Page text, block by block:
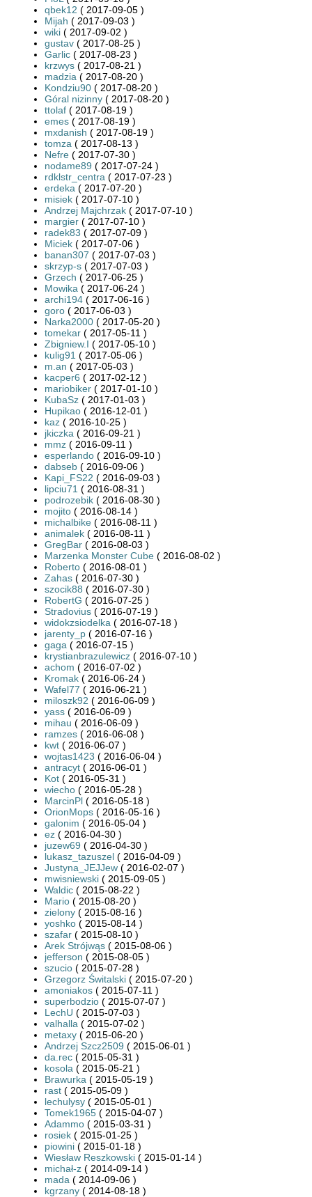
qbek12 ( 2017-09-05 )
Mijah ( 2017-09-03 )
wiki ( 2017-09-02 )
gustav ( 2017-08-25 )
Garlic ( 2017-08-23 )
krzwys ( 2017-08-21 )
madzia ( 2017-08-20 )
Kondziu90 ( 2017-08-20 )
Góral nizinny ( 2017-08-20 )
ttolaf ( 2017-08-19 )
emes ( 2017-08-19 )
mxdanish ( 2017-08-19 )
tomza ( 2017-08-13 )
Nefre ( 2017-07-30 )
nodame89 ( 2017-07-24 )
rdklstr_centra ( 2017-07-23 )
erdeka ( 2017-07-20 )
misiek ( 2017-07-10 )
Andrzej Majchrzak ( 2017-07-10 )
margier ( 2017-07-10 )
radek83 ( 2017-07-09 )
Miciek ( 2017-07-06 )
banan307 ( 2017-07-03 )
skrzyp-s ( 2017-07-03 )
Grzech ( 2017-06-25 )
Mowika ( 2017-06-24 )
archi194 ( 2017-06-16 )
goro ( 2017-06-03 )
Narka2000 ( 2017-05-20 )
tomekar ( 2017-05-11 )
Zbigniew.I ( 2017-05-10 )
kulig91 ( 2017-05-06 )
m.an ( 2017-05-03 )
kacper6 ( 2017-02-12 )
mariobiker ( 2017-01-10 )
KubaSz ( 2017-01-03 )
Hupikao ( 2016-12-01 )
kaz ( 2016-10-25 )
jkiczka ( 2016-09-21 )
mmz ( 2016-09-11 )
esperlando ( 2016-09-10 )
dabseb ( 2016-09-06 )
Kapi_FS22 ( 2016-09-03 )
lipciu71 ( 2016-08-31 )
podrozebik ( 2016-08-30 )
mojito ( 2016-08-14 )
michalbike ( 2016-08-11 )
animalek ( 2016-08-11 )
GregBar ( 2016-08-03 )
Marzenka Monster Cube ( 2016-08-02 )
Roberto ( 2016-08-01 )
Zahas ( 2016-07-30 )
szocik88 ( 2016-07-30 )
RobertG ( 2016-07-25 )
Stradovius ( 2016-07-19 )
widokzsiodelka ( 2016-07-18 )
jarenty_p ( 2016-07-16 )
gaga ( 2016-07-15 )
krystianbrazulewicz ( 2016-07-10 )
achom ( 2016-07-02 )
Kromak ( 2016-06-24 )
Wafel77 ( 2016-06-21 )
miloszk92 ( 2016-06-09 )
yass ( 2016-06-09 )
mihau ( 2016-06-09 )
ramzes ( 2016-06-08 )
kwt ( 2016-06-07 )
wojtas1423 ( 2016-06-04 )
antracyt ( 2016-06-01 )
Kot ( 2016-05-31 )
wiecho ( 2016-05-28 )
MarcinPl ( 2016-05-18 )
OrionMops ( 2016-05-16 )
galonim ( 2016-05-04 )
ez ( 2016-04-30 )
juzew69 ( 2016-04-30 )
lukasz_tazuszel ( 2016-04-09 )
Justyna_JEJJew ( 2016-02-07 )
mwisniewski ( 2015-09-05 )
Waldic ( 2015-08-22 )
Mario ( 2015-08-20 )
zielony ( 2015-08-16 )
yoshko ( 2015-08-14 )
szafar ( 2015-08-10 )
Arek Strójwąs ( 2015-08-06 )
jefferson ( 2015-08-05 )
szucio ( 2015-07-28 )
Grzegorz Świtalski ( 2015-07-20 )
amoniakos ( 2015-07-11 )
superbodzio ( 2015-07-07 )
LechU ( 2015-07-03 )
valhalla ( 2015-07-02 )
metaxy ( 2015-06-20 )
Andrzej Szcz2509 ( 2015-06-01 )
da.rec ( 2015-05-31 )
kosola ( 2015-05-21 )
Brawurka ( 2015-05-19 )
rast ( 2015-05-09 )
lechulysy ( 2015-05-01 )
Tomek1965 ( 2015-04-07 )
Adammo ( 2015-03-31 )
rosiek ( 2015-01-25 )
piowini ( 2015-01-18 )
Wiesław Reszkowski ( 2015-01-14 )
michał-z ( 2014-09-14 )
mada ( 2014-09-06 )
kgrzany ( 2014-08-18 )